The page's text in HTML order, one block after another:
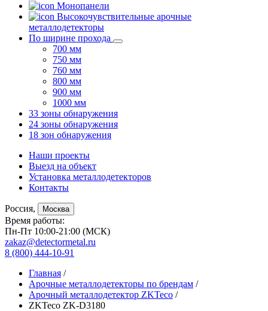
Монопанели
Высокочувствительные арочные
металлодетекторы
По ширине прохода
700 мм
750 мм
760 мм
800 мм
900 мм
1000 мм
33 зоны обнаружения
24 зоны обнаружения
18 зон обнаружения
Наши проекты
Выезд на объект
Установка металлодетекторов
Контакты
Россия, Москва
Время работы:
Пн-Пт 10:00-21:00 (МСК)
zakaz@detectormetal.ru
8 (800) 444-10-91
Главная /
Арочные металлодетекторы по брендам /
Арочный металлодетектор ZKTeco /
ZKTeco ZK-D3180